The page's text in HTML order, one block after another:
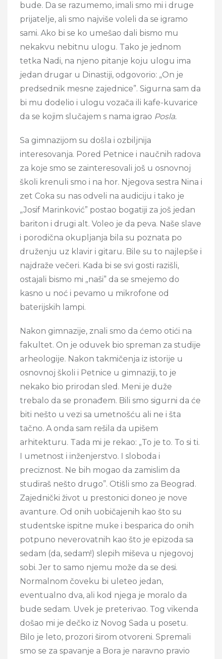
bude. Da se razumemo, imali smo mi i druge
prijatelje, ali smo najviše voleli da se igramo
sami. Ako bi se ko umešao dali bismo mu
nekakvu nebitnu ulogu. Tako je jednom
tetka Nadi, na njeno pitanje koju ulogu ima
jedan drugar u Dinastiji, odgovorio: „On je
predsednik mesne zajednice”. Sigurna sam da
bi mu dodelio i ulogu vozača ili kafe-kuvarice
da se kojim slučajem s nama igrao Posla.
Sa gimnazijom su došla i ozbiljnija
interesovanja. Pored Petnice i naučnih radova
za koje smo se zainteresovali još u osnovnoj
školi krenuli smo i na hor. Njegova sestra Nina i
zet Coka su nas odveli na audiciju i tako je
„Josif Marinković” postao bogatiji za još jedan
bariton i drugi alt. Voleo je da peva. Naše slave
i porodična okupljanja bila su poznata po
druženju uz klavir i gitaru. Bile su to najlepše i
najdraže večeri. Kada bi se svi gosti razišli,
ostajali bismo mi „naši” da se smejemo do
kasno u noć i pevamo u mikrofone od
baterijskih lampi.
Nakon gimnazije, znali smo da ćemo otići na
fakultet. On je oduvek bio spreman za studije
arheologije. Nakon takmičenja iz istorije u
osnovnoj školi i Petnice u gimnaziji, to je
nekako bio prirodan sled. Meni je duže
trebalo da se pronađem. Bili smo sigurni da će
biti nešto u vezi sa umetnošću ali ne i šta
tačno. A onda sam rešila da upišem
arhitekturu. Tada mi je rekao: „To je to. To si ti.
I umetnost i inženjerstvo. I sloboda i
preciznost. Ne bih mogao da zamislim da
studiraš nešto drugo”. Otišli smo za Beograd.
Zajednički život u prestonici doneo je nove
avanture. Od onih uobičajenih kao što su
studentske ispitne muke i besparica do onih
potpuno neverovatnih kao što je epizoda sa
sedam (da, sedam!) slepih miševa u njegovoj
sobi. Jer to samo njemu može da se desi.
Normalnom čoveku bi uleteo jedan,
eventualno dva, ali kod njega je moralo da
bude sedam. Uvek je preterivao. Tog vikenda
došao mi je dečko iz Novog Sada u posetu.
Bilo je leto, prozori širom otvoreni. Spremali
smo se za spavanje a Bora je naravno pravio